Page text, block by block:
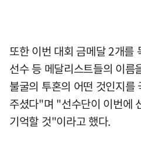
또한 이번 대회 금메달 2개를
선수 등 메달리스트들의 이
불굴의 투혼의 어떤 것인지를
주셨다"며 "선수단이 이번에
기억할 것"이라고 했다.